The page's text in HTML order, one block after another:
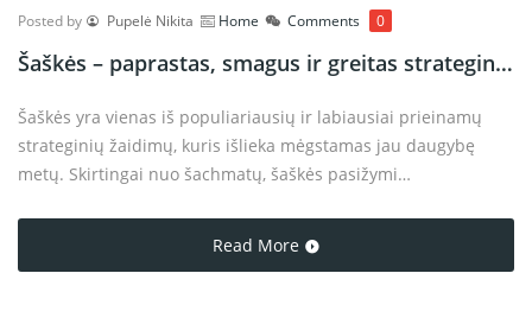
Posted by Pupelė Nikita Home Comments 0
Šaškės – paprastas, smagus ir greitas strateginis žaidimas 2025 m.
Šaškės yra vienas iš populiariausių ir labiausiai prieinamų
strateginių žaidimų, kuris išlieka mėgstamas jau daugybę
metų. Skirtingai nuo šachmatų, šaškės pasižymi
sudėtingo mokymosi proceso.
Read More